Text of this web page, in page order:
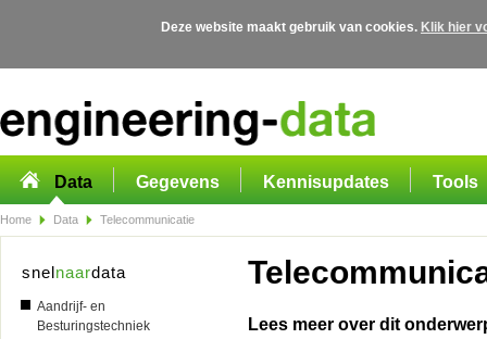
Deze website maakt gebruik van cookies. Klik hier
Data Gegevens Kennisupdates Tools
Home Data Telecommunicatie
snelnaardata
Aandrijf- en
Besturingstechniek
Lees meer over dit